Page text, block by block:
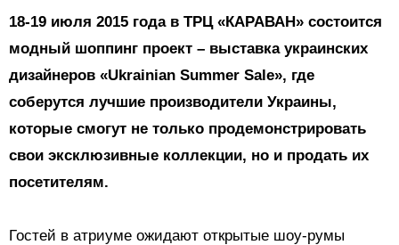
18-19 июля 2015 года в ТРЦ «КАРАВАН» состоится
модный шоппинг проект – выставка украинских
дизайнеров «Ukrainian Summer Sale», где
соберутся лучшие производители Украины,
которые смогут не только продемонстрировать
свои эксклюзивные коллекции, но и продать их
посетителям.
Гостей в атриуме ожидают открытые шоу-румы